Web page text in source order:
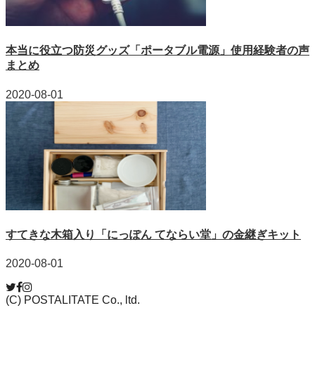
本当に役立つ防災グッズ「ポータブル電源」使用経験者の声
まとめ
2020-08-01
すてきな木箱入り「にっぽん てならい堂」の金継ぎキット
2020-08-01
(C) POSTALITATE Co., ltd.